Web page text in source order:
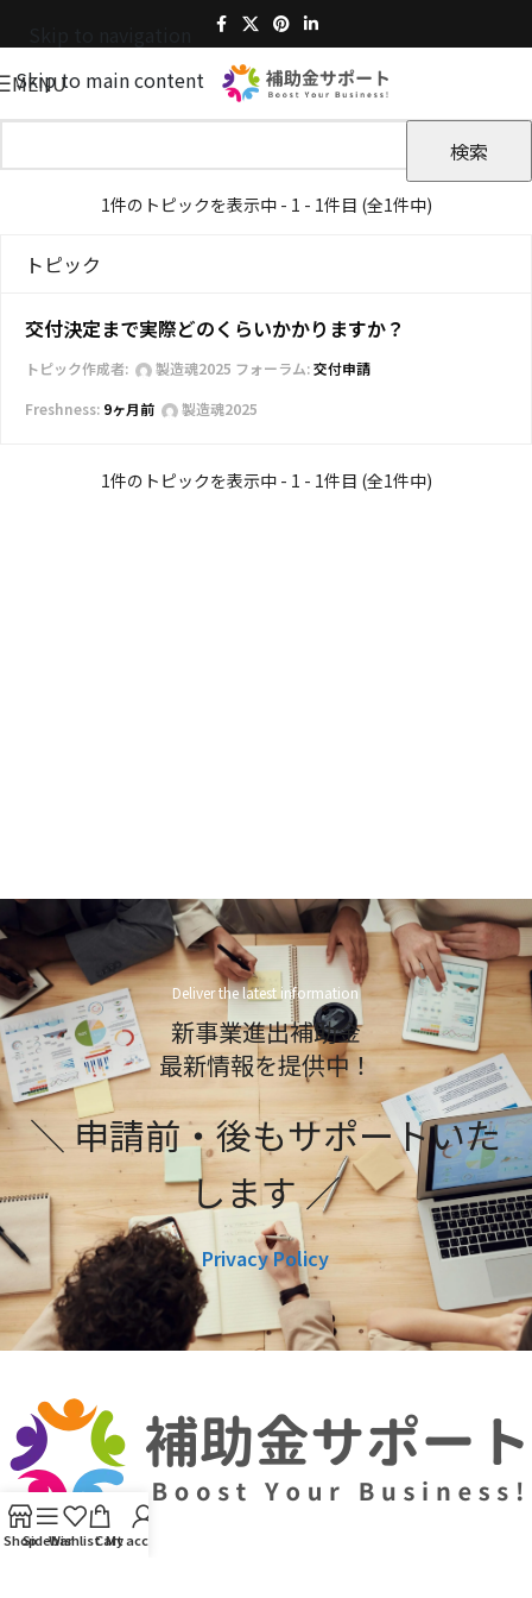
Skip to main content
MENU
1件のトピックを表示中 - 1 - 1件目 (全1件中)
トピック
交付決定まで実際どのくらいかかりますか？
トピック作成者: 製造魂2025 フォーラム:交付申請
9ヶ月前
製造魂2025
1件のトピックを表示中 - 1 - 1件目 (全1件中)
Deliver the latest information
新事業進出補助金
最新情報を提供中！
＼ 申請前・後もサポートいた
します ／
Privacy Policy
ShopSidebarWishlistCart
My account